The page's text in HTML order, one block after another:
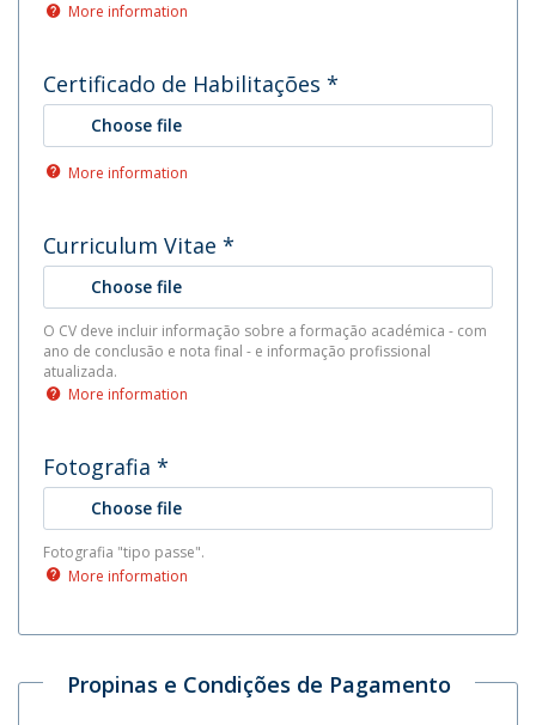
More information
Certificado de Habilitações *
Choose file
More information
Curriculum Vitae *
Choose file
O CV deve incluir informação sobre a formação académica - com
ano de conclusão e nota final - e informação profissional
atualizada.
More information
Fotografia *
Choose file
Fotografia "tipo passe".
More information
Propinas e Condições de Pagamento